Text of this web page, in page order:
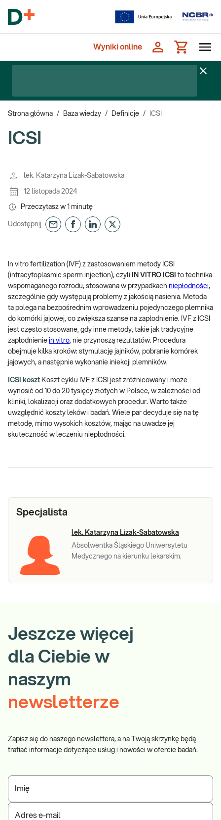
Wyniki online
Strona główna / Baza wiedzy / Definicje / ICSI
ICSI
lek. Katarzyna Lizak-Sabatowska
12 listopada 2024
Przeczytasz w 1 minutę
Udostępnij
In vitro fertilization (IVF) z zastosowaniem metody ICSI
(intracytoplasmic sperm injection), czyli
IN VITRO ICSI to technika
wspomaganego rozrodu, stosowana w przypadkach niepłodności,
szczególnie gdy występują problemy z jakością nasienia. Metoda
ta polega na bezpośrednim wprowadzeniu pojedynczego plemnika
do komórki jajowej, co zwiększa szanse na zapłodnienie. IVF z ICSI
jest często stosowane, gdy inne metody, takie jak tradycyjne
zapłodnienie in vitro, nie przynoszą rezultatów. Procedura
obejmuje kilka kroków: stymulację jajników, pobranie komórek
jajowych, a następnie wykonanie iniekcji plemników.
ICSI koszt Koszt cyklu IVF z ICSI jest zróżnicowany i może
wynosić od 10 do 20 tysięcy złotych w Polsce, w zależności od
kliniki, lokalizacji oraz dodatkowych procedur. Warto także
uwzględnić koszty leków i badań. Wiele par decyduje się na tę
metodę, mimo wysokich kosztów, mając na uwadze jej
skuteczność w leczeniu niepłodności.
Specjalista
lek. Katarzyna Lizak-Sabatowska
Absolwentka Śląskiego Uniwersytetu
Medycznego na kierunku lekarskim.
Jeszcze więcej
dla Ciebie w
naszym
newsletterze
Zapisz się do naszego newslettera, a na Twoją skrzynkę będą
trafiać informacje dotyczące usług i nowości w ofercie badań.
Imię
Adres e-mail